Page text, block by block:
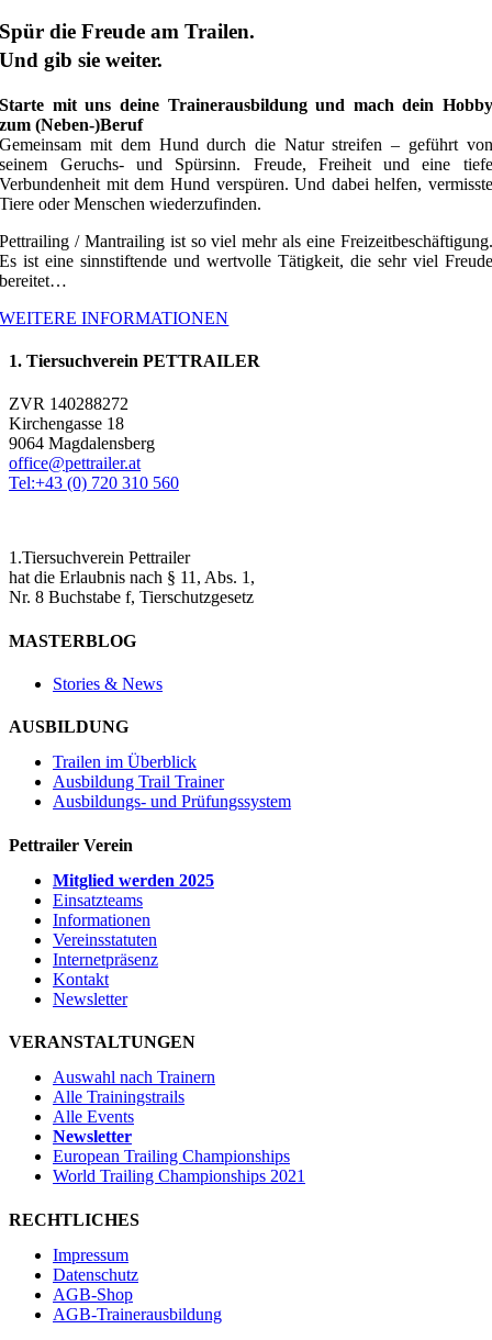
Spür die Freude am Trailen.
Und gib sie weiter.
Starte mit uns deine Trainerausbildung und mach dein Hobby
zum (Neben-)Beruf
Gemeinsam mit dem Hund durch die Natur streifen – geführt von
seinem Geruchs- und Spürsinn. Freude, Freiheit und eine tiefe
Verbundenheit mit dem Hund verspüren. Und dabei helfen, vermisste
Tiere oder Menschen wiederzufinden.
Pettrailing / Mantrailing ist so viel mehr als eine Freizeitbeschäftigung.
Es ist eine sinnstiftende und wertvolle Tätigkeit, die sehr viel Freude
bereitet…
WEITERE INFORMATIONEN
1. Tiersuchverein PETTRAILER
ZVR 140288272
Kirchengasse 18
9064 Magdalensberg
office@pettrailer.at
Tel:+43 (0) 720 310 560
1.Tiersuchverein Pettrailer
hat die Erlaubnis nach § 11, Abs. 1,
Nr. 8 Buchstabe f, Tierschutzgesetz
MASTERBLOG
Stories & News
AUSBILDUNG
Trailen im Überblick
Ausbildung Trail Trainer
Ausbildungs- und Prüfungssystem
Pettrailer Verein
Mitglied werden 2025
Einsatzteams
Informationen
Vereinsstatuten
Internetpräsenz
Kontakt
Newsletter
VERANSTALTUNGEN
Auswahl nach Trainern
Alle Trainingstrails
Alle Events
Newsletter
European Trailing Championships
World Trailing Championships 2021
RECHTLICHES
Impressum
Datenschutz
AGB-Shop
AGB-Trainerausbildung